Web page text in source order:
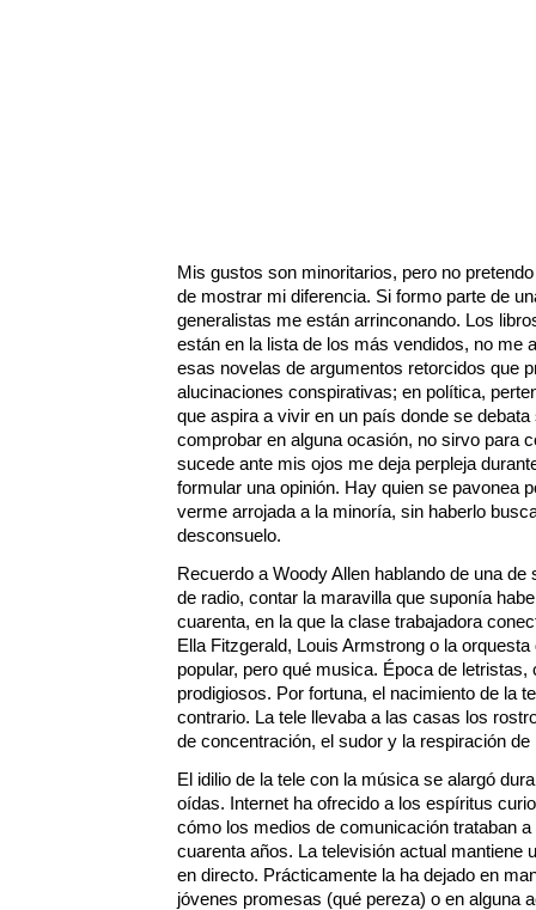
Mis gustos son minoritarios, pero no
de mostrar mi diferencia. Si formo parte de
generalistas me están arrinconando. Los
están en la lista de los más vendidos, no me
esas novelas de argumentos retorcidos que
alucinaciones conspirativas; en política,
que aspira a vivir en un país donde se
comprobar en alguna ocasión, no sirvo para
sucede ante mis ojos me deja perpleja
formular una opinión. Hay quien se pavonea
verme arrojada a la minoría, sin haberlo
desconsuelo.
Recuerdo a Woody Allen hablando de una
de radio, contar la maravilla que suponía
cuarenta, en la que la clase trabajadora
Ella Fitzgerald, Louis Armstrong o la
popular, pero qué musica. Época de
prodigiosos. Por fortuna, el nacimiento de la
contrario. La tele llevaba a las casas los
de concentración, el sudor y la respiración
El idilio de la tele con la música se alargó
oídas. Internet ha ofrecido a los espíritus
cómo los medios de comunicación trataban
cuarenta años. La televisión actual mantiene
en directo. Prácticamente la ha dejado en
jóvenes promesas (qué pereza) o en alguna